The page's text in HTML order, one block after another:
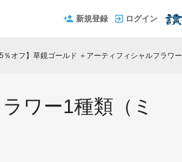
新規登録 ログイン
％オフ】草鏡ゴールド ＋アーティフィシャルフラワー1種類（ミニ・コチョウラン）
ワー1種類（ミ